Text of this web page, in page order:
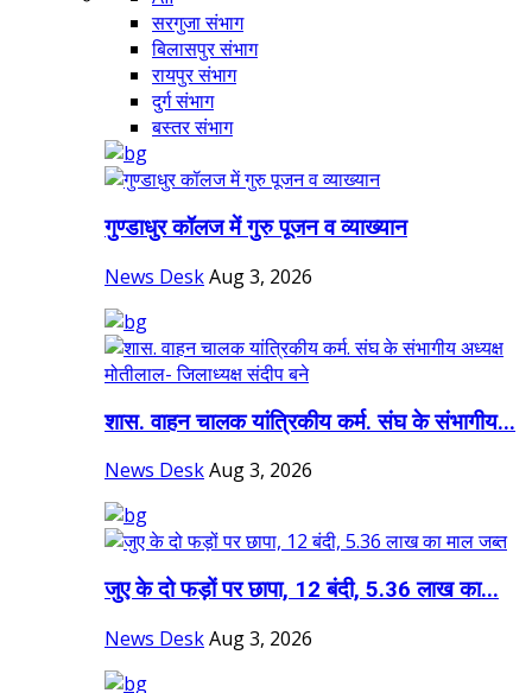
सरगुजा संभाग
बिलासपुर संभाग
रायपुर संभाग
दुर्ग संभाग
बस्तर संभाग
गुण्डाधुर कॉलज में गुरु पूजन व व्याख्यान
News DeskAug 3, 2026
शास. वाहन चालक यांत्रिकीय कर्म. संघ के संभागीय...
News DeskAug 3, 2026
जुए के दो फड़ों पर छापा, 12 बंदी, 5.36 लाख का...
News DeskAug 3, 2026